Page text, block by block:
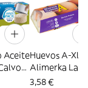
Aceite
G
Huevos A-Xl
Alimerka La
Decena
3,58 €